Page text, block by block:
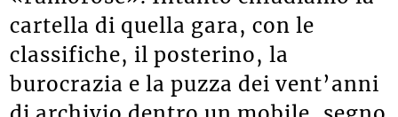
«rumorose». Intanto chiudiamo la
cartella di quella gara, con le
classifiche, il posterino, la
burocrazia e la puzza dei vent’anni